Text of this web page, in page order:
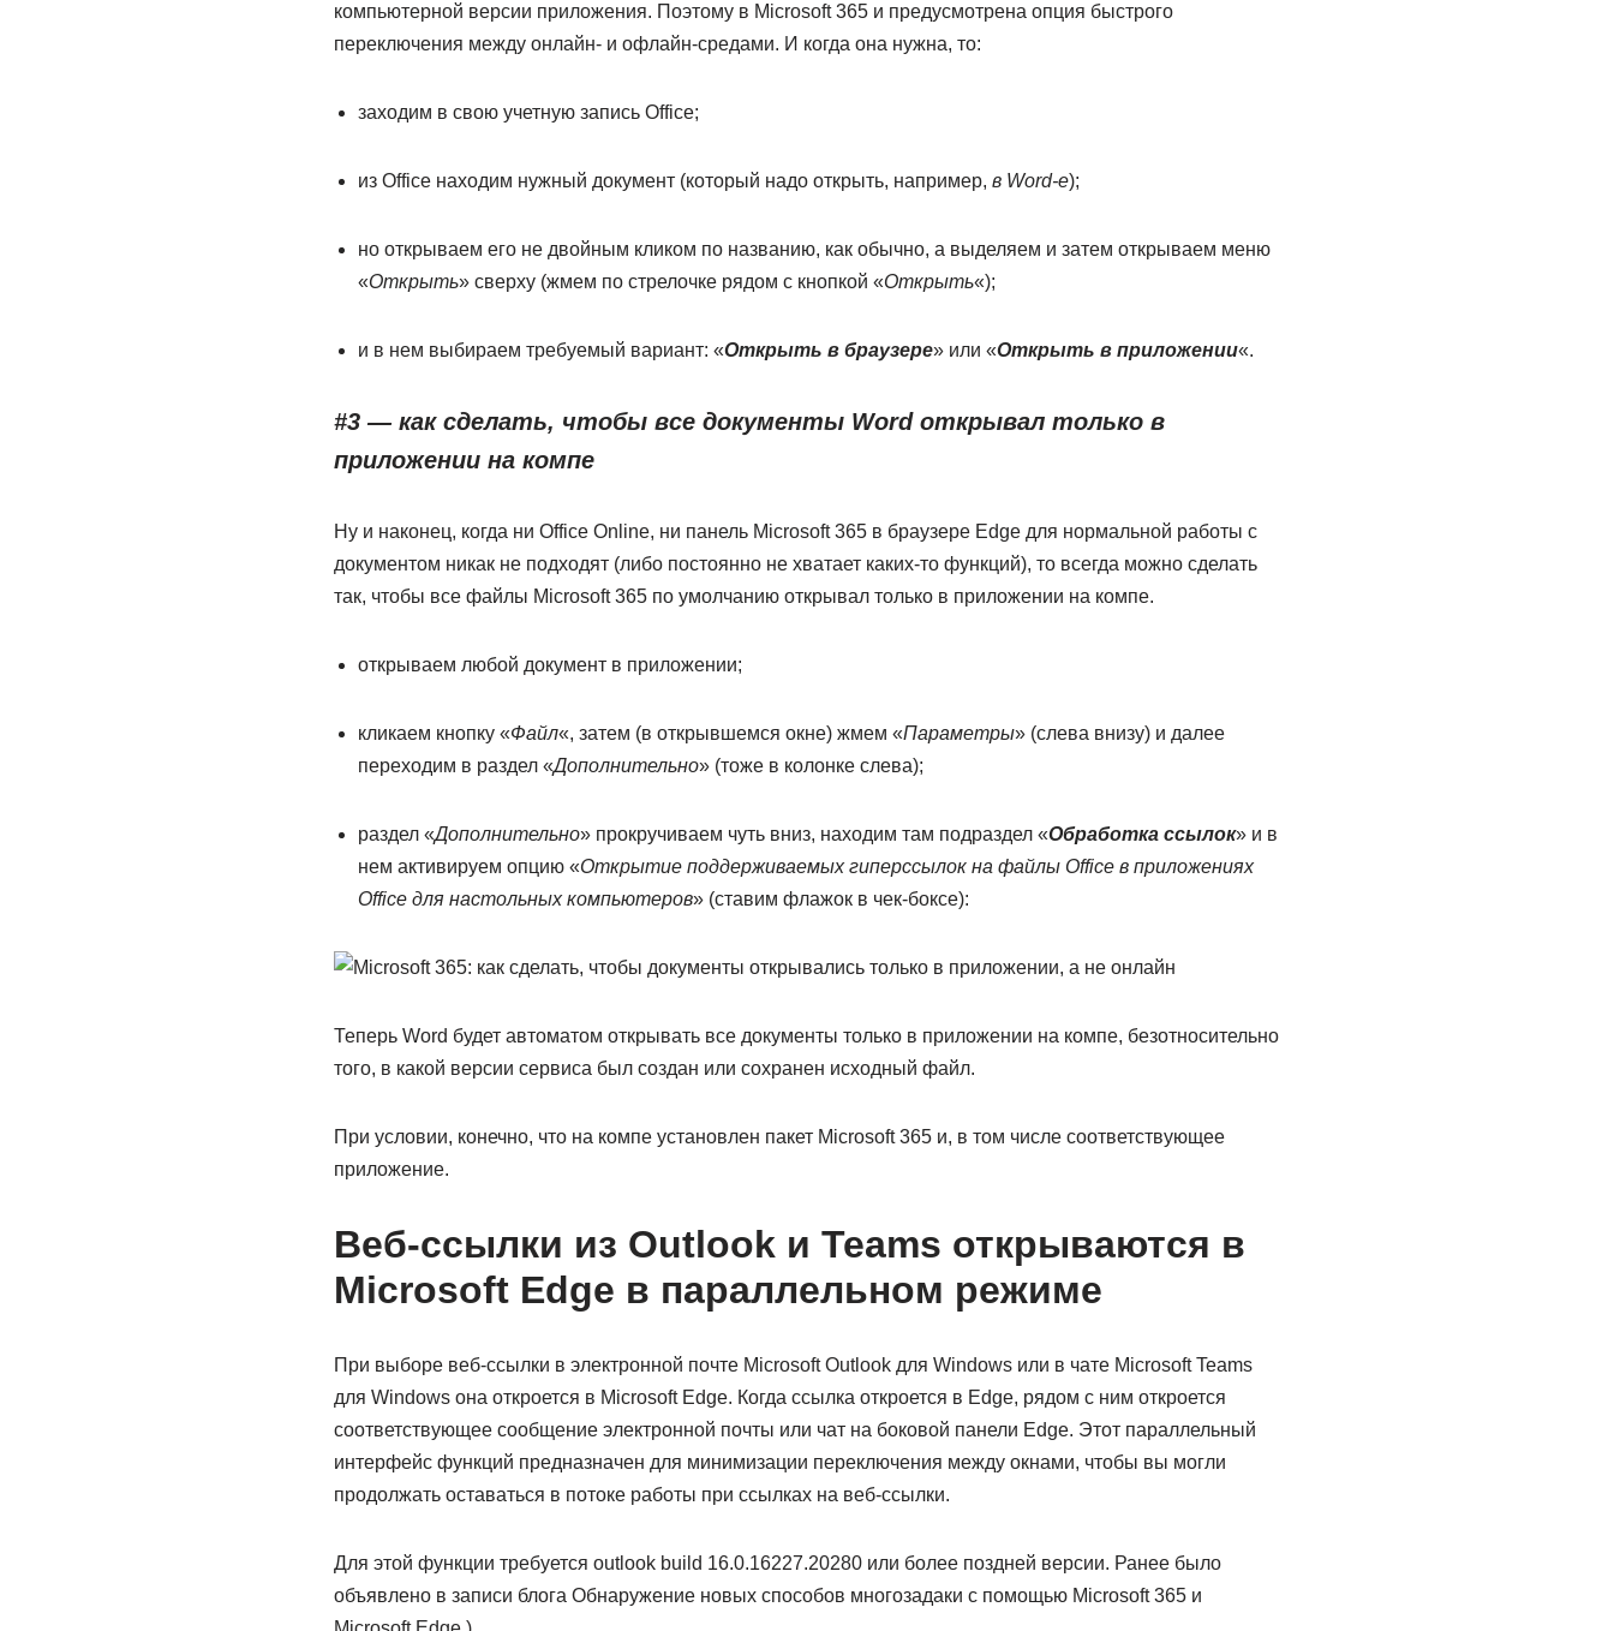
компьютерной версии приложения. Поэтому в Microsoft 365 и предусмотрена опция быстрого
переключения между онлайн- и офлайн-средами. И когда она нужна, то:
заходим в свою учетную запись Office;
из Office находим нужный документ (который надо открыть, например, в Word-е);
но открываем его не двойным кликом по названию, как обычно, а выделяем и затем открываем меню
«Открыть» сверху (жмем по стрелочке рядом с кнопкой «Открыть«);
и в нем выбираем требуемый вариант: «Открыть в браузере» или «Открыть в приложении«.
#3 — как сделать, чтобы все документы Word открывал только в
приложении на компе
Ну и наконец, когда ни Office Online, ни панель Microsoft 365 в браузере Edge для нормальной работы с
документом никак не подходят (либо постоянно не хватает каких-то функций), то всегда можно сделать
так, чтобы все файлы Microsoft 365 по умолчанию открывал только в приложении на компе.
открываем любой документ в приложении;
кликаем кнопку «Файл«, затем (в открывшемся окне) жмем «Параметры» (слева внизу) и далее
переходим в раздел «Дополнительно» (тоже в колонке слева);
раздел «Дополнительно» прокручиваем чуть вниз, находим там подраздел «Обработка ссылок» и в
нем активируем опцию «Открытие поддерживаемых гиперссылок на файлы Office в приложениях
Office для настольных компьютеров» (ставим флажок в чек-боксе):
Теперь Word будет автоматом открывать все документы только в приложении на компе, безотносительно
того, в какой версии сервиса был создан или сохранен исходный файл.
При условии, конечно, что на компе установлен пакет Microsoft 365 и, в том числе соответствующее
приложение.
Веб-ссылки из Outlook и Teams открываются в
Microsoft Edge в параллельном режиме
При выборе веб-ссылки в электронной почте Microsoft Outlook для Windows или в чате Microsoft Teams
для Windows она откроется в Microsoft Edge. Когда ссылка откроется в Edge, рядом с ним откроется
соответствующее сообщение электронной почты или чат на боковой панели Edge. Этот параллельный
интерфейс функций предназначен для минимизации переключения между окнами, чтобы вы могли
продолжать оставаться в потоке работы при ссылках на веб-ссылки.
Для этой функции требуется outlook build 16.0.16227.20280 или более поздней версии. Ранее было
объявлено в записи блога Обнаружение новых способов многозадаки с помощью Microsoft 365 и